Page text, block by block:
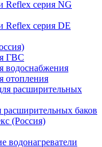
Reflex серия NG
Reflex серия DE
ГВС
водоснабжения
отопления
баков
(Россия)